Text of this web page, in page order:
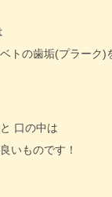
トの歯垢(プラーク)
口の中は
いものです！